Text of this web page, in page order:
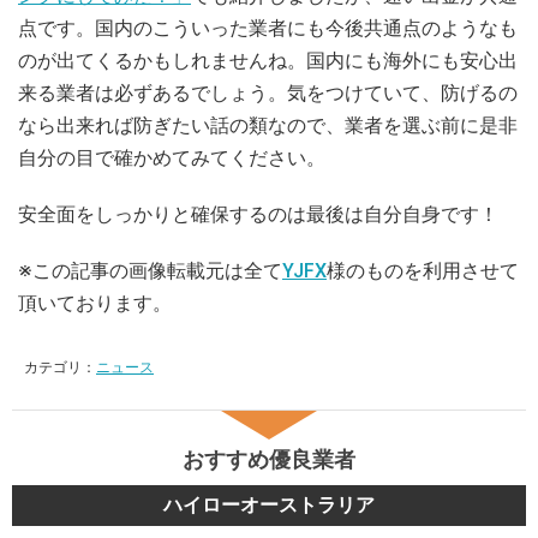
点です。国内のこういった業者にも今後共通点のようなも
のが出てくるかもしれませんね。国内にも海外にも安心出
来る業者は必ずあるでしょう。気をつけていて、防げるの
なら出来れば防ぎたい話の類なので、業者を選ぶ前に是非
自分の目で確かめてみてください。
安全面をしっかりと確保するのは最後は自分自身です！
※この記事の画像転載元は全てYJFX様のものを利用させて
頂いております。
カテゴリ： ニュース
おすすめ優良業者
ハイローオーストラリア